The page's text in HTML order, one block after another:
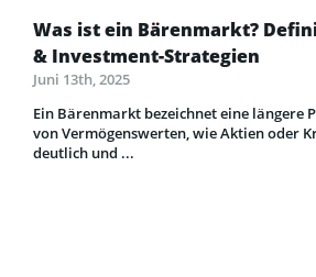
Was ist ein Bärenmarkt?
& Investment-Strategien
Juni 13th, 2025
Ein Bärenmarkt bezeichnet eine längere
von Vermögenswerten, wie Aktien oder
deutlich und ...